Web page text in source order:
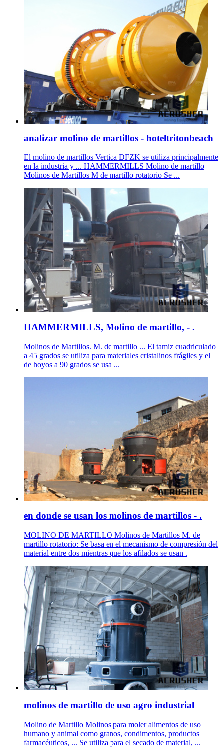
analizar molino de martillos - hoteltritonbeach
El molino de martillos Vertica DFZK se utiliza principalmente
en la industria y ... HAMMERMILLS Molino de martillo
Molinos de Martillos M de martillo rotatorio Se ...
HAMMERMILLS, Molino de martillo, - .
Molinos de Martillos. M. de martillo ... El tamiz cuadriculado
a 45 grados se utiliza para materiales cristalinos frágiles y el
de hoyos a 90 grados se usa ...
en donde se usan los molinos de martillos - .
MOLINO DE MARTILLO Molinos de Martillos M. de
martillo rotatorio: Se basa en el mecanismo de compresión del
material entre dos mientras que los afilados se usan .
molinos de martillo de uso agro industrial
Molino de Martillo Molinos para moler alimentos de uso
humano y animal como granos, condimentos, productos
farmacéuticos, ... Se utiliza para el secado de material, ...